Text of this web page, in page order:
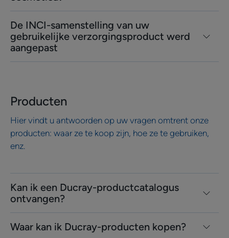
De INCI-samenstelling van uw
gebruikelijke verzorgingsproduct werd
aangepast
Producten
Hier vindt u antwoorden op uw vragen omtrent onze
producten: waar ze te koop zijn, hoe ze te gebruiken,
enz.
Kan ik een Ducray-productcatalogus
ontvangen?
Waar kan ik Ducray-producten kopen?